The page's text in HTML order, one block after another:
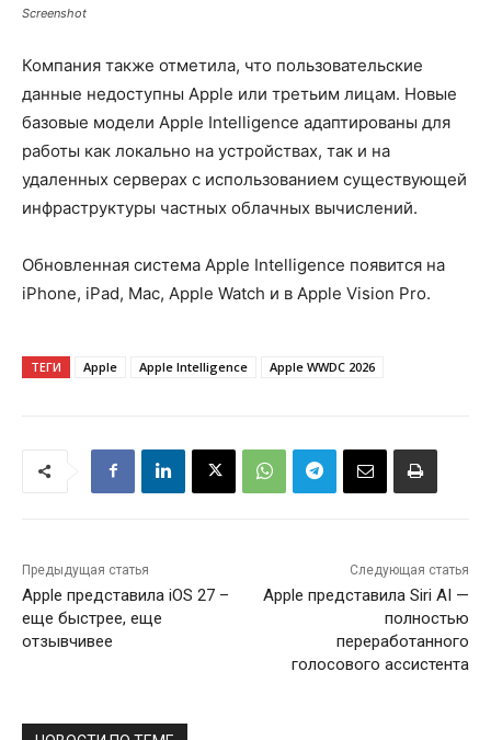
Screenshot
Компания также отметила, что пользовательские
данные недоступны Apple или третьим лицам. Новые
базовые модели Apple Intelligence адаптированы для
работы как локально на устройствах, так и на
удаленных серверах с использованием существующей
инфраструктуры частных облачных вычислений.
Обновленная система Apple Intelligence появится на
iPhone, iPad, Mac, Apple Watch и в Apple Vision Pro.
ТЕГИ Apple Apple Intelligence Apple WWDC 2026
Предыдущая статья
Apple представила iOS 27 –
еще быстрее, еще
отзывчивее
Следующая статья
Apple представила Siri AI —
полностью
переработанного
голосового ассистента